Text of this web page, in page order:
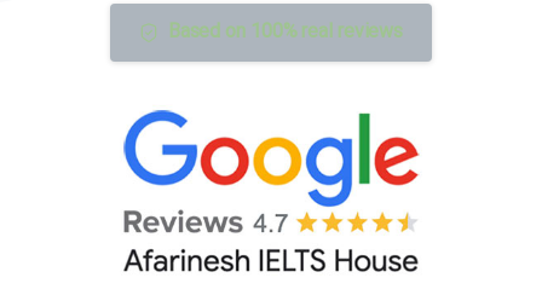
Based on 100% real reviews